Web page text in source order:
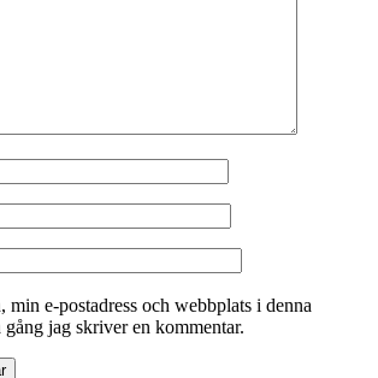
min e-postadress och webbplats i denna
jag skriver en kommentar.